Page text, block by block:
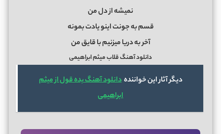
نمیشه از دل من
قسم به جونت اینو یادت بمونه
آخر به دریا میزنیم با قایق من
دانلود آهنگ قلاب میثم ابراهیمی
دیگر آثار این خوانندهدانلود آهنگ بده قول از میثم
ابراهیمی